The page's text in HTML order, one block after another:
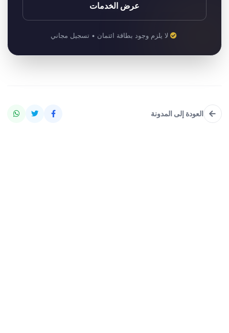
عرض الخدمات
لا يلزم وجود بطاقة ائتمان • تسجيل مجاني
العودة إلى المدونة